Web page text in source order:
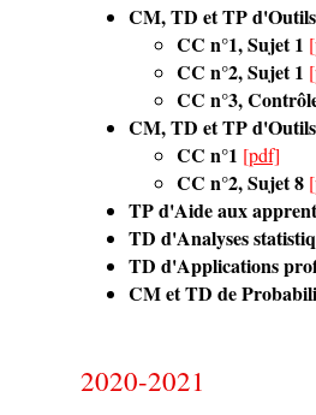
CM, TD et TP
CC n°1, Sujet 1
CC n°2, Sujet 1
CC n°3,
CM, TD et TP
CC n°1 [pdf]
CC n°2, Sujet 8
TP d'Aide aux
TD d'Analyses
TD d'Applications
CM et TD de
2020-2021